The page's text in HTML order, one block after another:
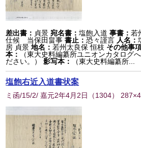
差出書： 貞景 宛名書：塩飽入道 事書：若
仕候 当保田畠事書止：恐々謹言 人名：
房 貞景 地名：若州太良保 恒枝 その他事
本：
（東大史料編纂所ユニオンカタログ
ださい。）
影写本： （東大史料編纂所...
塩飽右近入道書状案
ミ函/15/2/ 嘉元2年4月2日 （1304）